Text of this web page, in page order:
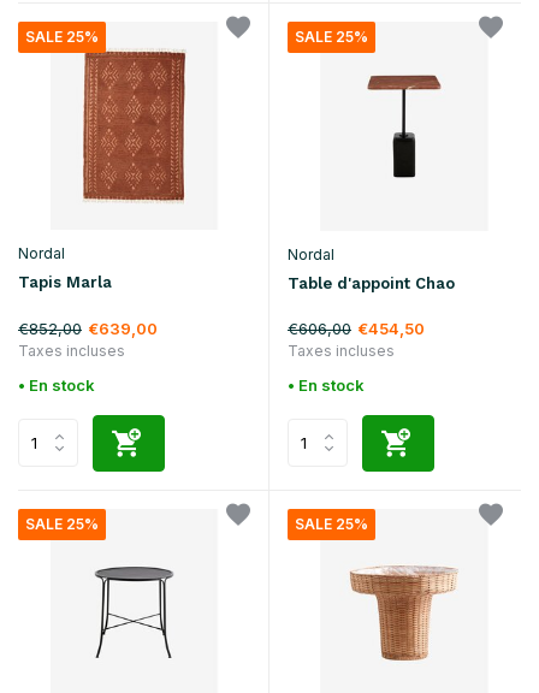
SALE 25%
Nordal
Tapis Marla
€852,00 €639,00
Taxes incluses
• En stock
SALE 25%
Nordal
Table d'appoint Chao
€606,00 €454,50
Taxes incluses
• En stock
SALE 25% SALE 25%